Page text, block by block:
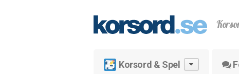
Korsord & Spel